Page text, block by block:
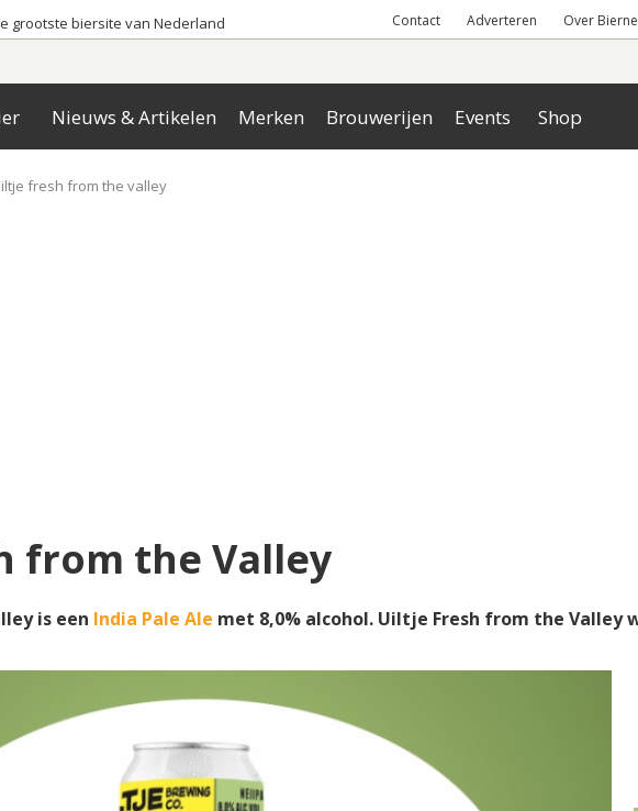
grootste biersite van Nederland Contact Adverteren Over
Nieuws & Artikelen Merken Brouwerijen Events Shop
fresh from the valley
from the Valley
is een India Pale Ale met 8,0% alcohol. Uiltje Fresh from the Valley